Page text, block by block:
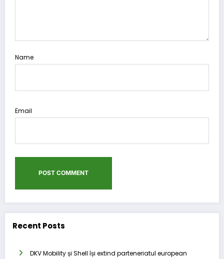
Name
Email
Recent Posts
DKV Mobility și Shell își extind parteneriatul european